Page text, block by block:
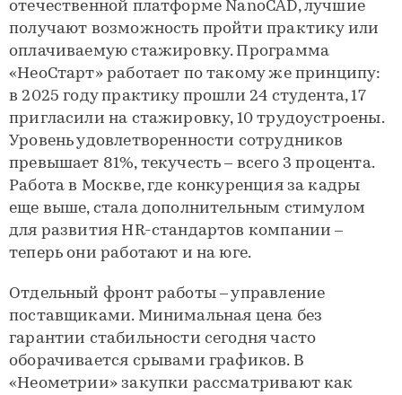
отечественной платформе NanoCAD, лучшие
получают возможность пройти практику или
оплачиваемую стажировку. Программа
«НеоСтарт» работает по такому же принципу:
в 2025 году практику прошли 24 студента, 17
пригласили на стажировку, 10 трудоустроены.
Уровень удовлетворенности сотрудников
превышает 81%, текучесть – всего 3 процента.
Работа в Москве, где конкуренция за кадры
еще выше, стала дополнительным стимулом
для развития HR-стандартов компании –
теперь они работают и на юге.
Отдельный фронт работы – управление
поставщиками. Минимальная цена без
гарантии стабильности сегодня часто
оборачивается срывами графиков. В
«Неометрии» закупки рассматривают как